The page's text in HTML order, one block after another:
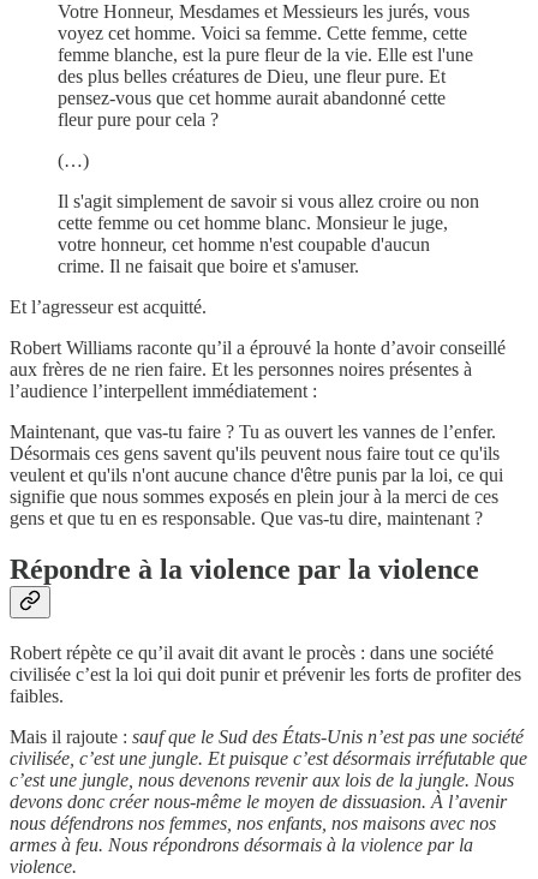
Votre Honneur, Mesdames et Messieurs les jurés, vous
voyez cet homme. Voici sa femme. Cette femme, cette
femme blanche, est la pure fleur de la vie. Elle est l'une
des plus belles créatures de Dieu, une fleur pure. Et
pensez-vous que cet homme aurait abandonné cette
fleur pure pour cela ?
(…)
Il s'agit simplement de savoir si vous allez croire ou non
cette femme ou cet homme blanc. Monsieur le juge,
votre honneur, cet homme n'est coupable d'aucun
crime. Il ne faisait que boire et s'amuser.
Et l’agresseur est acquitté.
Robert Williams raconte qu’il a éprouvé la honte d’avoir conseillé
aux frères de ne rien faire. Et les personnes noires présentes à
l’audience l’interpellent immédiatement :
Maintenant, que vas-tu faire ? Tu as ouvert les vannes de l’enfer.
Désormais ces gens savent qu'ils peuvent nous faire tout ce qu'ils
veulent et qu'ils n'ont aucune chance d'être punis par la loi, ce qui
signifie que nous sommes exposés en plein jour à la merci de ces
gens et que tu en es responsable. Que vas-tu dire, maintenant ?
Répondre à la violence par la violence
Robert répète ce qu’il avait dit avant le procès : dans une société
civilisée c’est la loi qui doit punir et prévenir les forts de profiter des
faibles.
Mais il rajoute : sauf que le Sud des États-Unis n’est pas une société
civilisée, c’est une jungle. Et puisque c’est désormais irréfutable que
c’est une jungle, nous devenons revenir aux lois de la jungle. Nous
devons donc créer nous-même le moyen de dissuasion. À l’avenir
nous défendrons nos femmes, nos enfants, nos maisons avec nos
armes à feu. Nous répondrons désormais à la violence par la
violence.